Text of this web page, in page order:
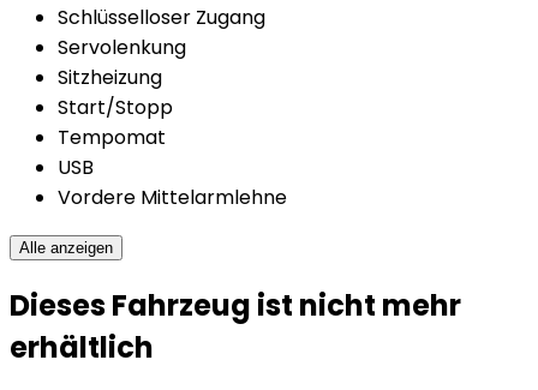
Schlüsselloser Zugang
Servolenkung
Sitzheizung
Start/Stopp
Tempomat
USB
Vordere Mittelarmlehne
Alle anzeigen
Dieses Fahrzeug ist nicht mehr
erhältlich